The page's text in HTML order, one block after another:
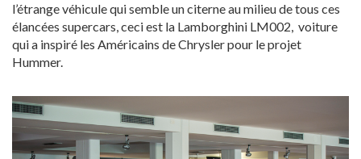
l’étrange véhicule qui semble un citerne au milieu de tous ces
élancées supercars, ceci est la Lamborghini LM002, voiture
qui a inspiré les Américains de Chrysler pour le projet
Hummer.